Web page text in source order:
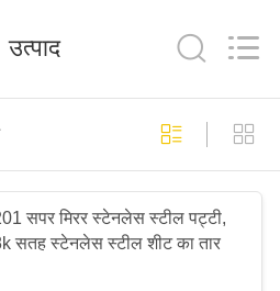
पत्रक
138
उत्पाद
सपर मिरर स्टेनलेस स्टील पट्टी,
सतह स्टेनलेस स्टील शीट का तार